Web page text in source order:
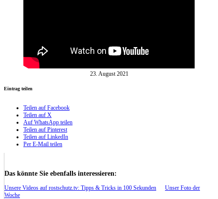
23. August 2021
Eintrag teilen
Teilen auf Facebook
Teilen auf X
Auf WhatsApp teilen
Teilen auf Pinterest
Teilen auf LinkedIn
Per E-Mail teilen
Das könnte Sie ebenfalls interessieren:
Unsere Videos auf rostschutz.tv: Tipps & Tricks in 100 Sekunden
Unser Foto der
Woche